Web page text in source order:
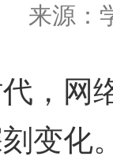
来源：
网
变化